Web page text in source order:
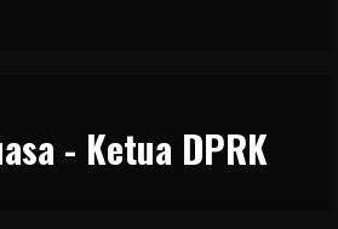
- Ketua DPRK